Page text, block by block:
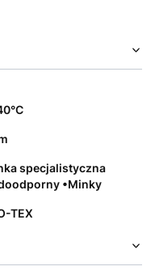
specjalistyczna
•Minky
TEX